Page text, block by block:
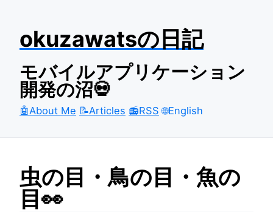
okuzawatsの日記
モバイルアプリケーション
開発の沼💀
🤖About Me 📝Articles 📻RSS 🌐English
虫の目・鳥の目・魚の
目👀